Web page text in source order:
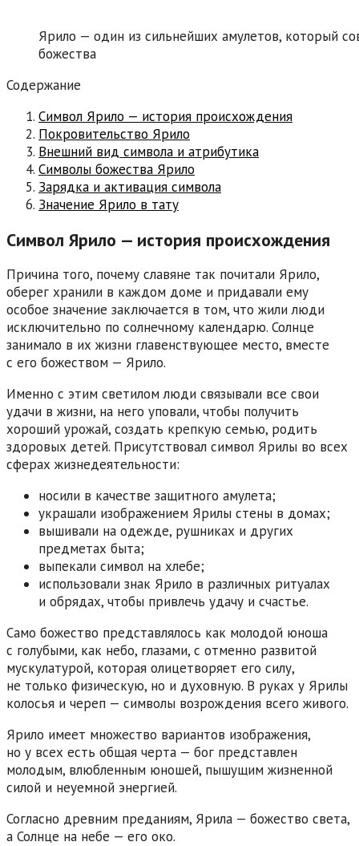
Ярило — один из сильнейших амулетов, который
божества
Содержание
Символ Ярило — история происхождения
Покровительство Ярило
Внешний вид символа и атрибутика
Символы божества Ярило
Зарядка и активация символа
Значение Ярило в тату
Символ Ярило — история происхождения
Причина того, почему славяне так почитали Ярило,
оберег хранили в каждом доме и придавали ему
особое значение заключается в том, что жили люди
исключительно по солнечному календарю. Солнце
занимало в их жизни главенствующее место, вместе
с его божеством — Ярило.
Именно с этим светилом люди связывали все свои
удачи в жизни, на него уповали, чтобы получить
хороший урожай, создать крепкую семью, родить
здоровых детей. Присутствовал символ Ярилы во всех
сферах жизнедеятельности:
носили в качестве защитного амулета;
украшали изображением Ярилы стены в домах;
вышивали на одежде, рушниках и других
предметах быта;
выпекали символ на хлебе;
использовали знак Ярило в различных ритуалах
и обрядах, чтобы привлечь удачу и счастье.
Само божество представлялось как молодой юноша
с голубыми, как небо, глазами, с отменно развитой
мускулатурой, которая олицетворяет его силу,
не только физическую, но и духовную. В руках у Ярилы
колосья и череп — символы возрождения всего живого.
Ярило имеет множество вариантов изображения,
но у всех есть общая черта — бог представлен
молодым, влюбленным юношей, пышущим жизненной
силой и неуемной энергией.
Согласно древним преданиям, Ярила — божество света,
а Солнце на небе — его око.